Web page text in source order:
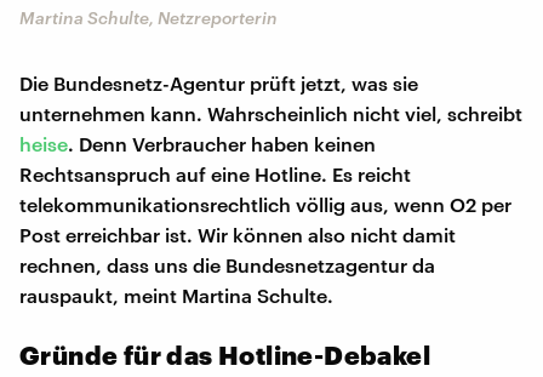
Martina Schulte, Netzreporterin
Die Bundesnetz-Agentur prüft jetzt, was sie
unternehmen kann. Wahrscheinlich nicht viel, schreibt
heise. Denn Verbraucher haben keinen
Rechtsanspruch auf eine Hotline. Es reicht
telekommunikationsrechtlich völlig aus, wenn O2 per
Post erreichbar ist. Wir können also nicht damit
rechnen, dass uns die Bundesnetzagentur da
rauspaukt, meint Martina Schulte.
Gründe für das Hotline-Debakel